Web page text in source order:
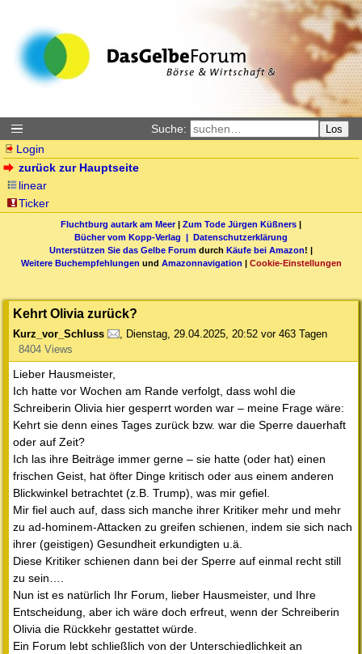
Suche: Los
Login
zurück zur Hauptseite
linear
Ticker
Fluchtburg autark am Meer| Zum Tode Jürgen Küßners |
Bücher vom Kopp-Verlag | Datenschutzerklärung
Unterstützen Sie das Gelbe Forum durch Käufe bei Amazon! |
Weitere Buchempfehlungen und Amazonnavigation | Cookie-Einstellungen
Kehrt Olivia zurück?
Kurz_vor_Schluss , Dienstag, 29.04.2025, 20:52 vor 463 Tagen
8404 Views
Lieber Hausmeister,
Ich hatte vor Wochen am Rande verfolgt, dass wohl die
Schreiberin Olivia hier gesperrt worden war – meine Frage wäre:
Kehrt sie denn eines Tages zurück bzw. war die Sperre dauerhaft
oder auf Zeit?
Ich las ihre Beiträge immer gerne – sie hatte (oder hat) einen
frischen Geist, hat öfter Dinge kritisch oder aus einem anderen
Blickwinkel betrachtet (z.B. Trump), was mir gefiel.
Mir fiel auch auf, dass sich manche ihrer Kritiker mehr und mehr
zu ad-hominem-Attacken zu greifen schienen, indem sie sich nach
ihrer (geistigen) Gesundheit erkundigten u.ä.
Diese Kritiker schienen dann bei der Sperre auf einmal recht still
zu sein….
Nun ist es natürlich Ihr Forum, lieber Hausmeister, und Ihre
Entscheidung, aber ich wäre doch erfreut, wenn der Schreiberin
Olivia die Rückkehr gestattet würde.
Ein Forum lebt schließlich von der Unterschiedlichkeit an